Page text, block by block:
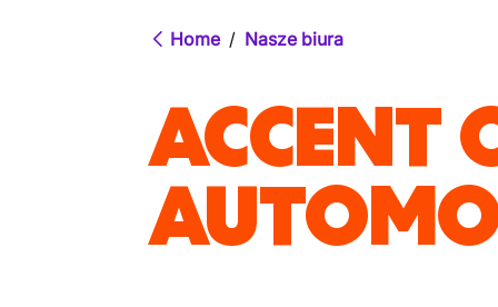
Home / Nasze biura
ACCENT